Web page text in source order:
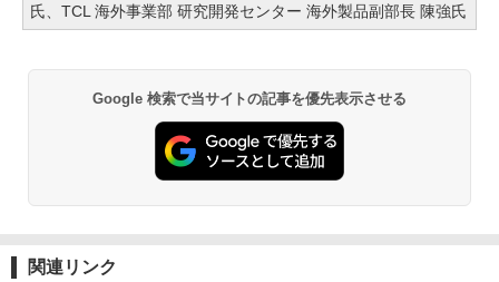
氏、TCL 海外事業部 研究開発センター 海外製品副部長 陳強氏
Google 検索で当サイトの記事を優先表示させる
関連リンク